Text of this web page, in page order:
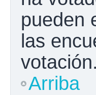
pueden
las
votación.
Arriba